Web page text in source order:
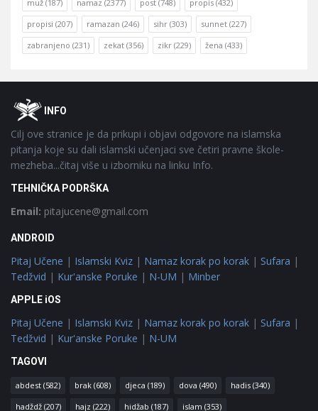
muž (187) namaz (2377) post (748) propis (432)
propisi (207) ramazan (246) sihr (303) sunnet (227)
zabranjeno (231) zekat (356) zikr (229) žena (433)
FooterOINFO
Cilj ove stranice je da prikupi i objavi odgovore na islamska
pitanja koje su dali islamski učenjaci sve četiri pravne škole-
mezheba...čitaj više u izborniku na linku Info.
TEHNIČKA PODRŠKA
Email: pitajucene@gmail.com
ANDROID
Pitaj Učene | Islamski Kviz | Namaz korak po korak | Sufara |
Tedžvid | Kur'anske Poruke | N-UM | Minber
APPLE iOS
Pitaj Učene | Islamski Kviz | Namaz korak po korak | Sufara |
Tedžvid | Kur'anske Poruke | N-UM
TAGOVI
abdest (582) brak (608) djeca (189) dova (490) hadis (340)
hadždž (207) hajz (222) hidžab (187) islam (353)